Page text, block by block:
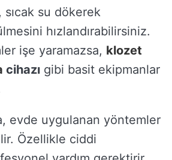
sıcak su dökerek
hızlandırabilirsiniz.
işe yaramazsa, klozet
cihazı gibi basit ekipmanlar
evde uygulanan yöntemler
Özellikle ciddi